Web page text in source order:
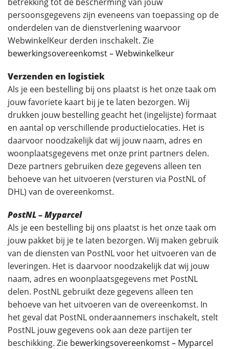
persoonsgegevens zijn eveneens van toepassing op de
onderdelen van de dienstverlening waarvoor
WebwinkelKeur derden inschakelt. Zie
bewerkingsovereenkomst – Webwinkelkeur
Verzenden en logistiek
Als je een bestelling bij ons plaatst is het onze taak om
jouw favoriete kaart bij je te laten bezorgen. Wij
drukken jouw bestelling geacht het (ingelijste) formaat
en aantal op verschillende productielocaties. Het is
daarvoor noodzakelijk dat wij jouw naam, adres en
woonplaatsgegevens met onze print partners delen.
Deze partners gebruiken deze gegevens alleen ten
behoeve van het uitvoeren (versturen via PostNL of
DHL) van de overeenkomst.
PostNL – Myparcel
Als je een bestelling bij ons plaatst is het onze taak om
jouw pakket bij je te laten bezorgen. Wij maken gebruik
van de diensten van PostNL voor het uitvoeren van de
leveringen. Het is daarvoor noodzakelijk dat wij jouw
naam, adres en woonplaatsgegevens met PostNL
delen. PostNL gebruikt deze gegevens alleen ten
behoeve van het uitvoeren van de overeenkomst. In
het geval dat PostNL onderaannemers inschakelt, stelt
PostNL jouw gegevens ook aan deze partijen ter
beschikking. Zie bewerkingsovereenkomst – Myparcel